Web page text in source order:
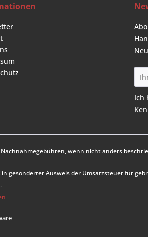
Ich
wenn nicht anders
gesonderter Ausweis der Umsatzsteuer für